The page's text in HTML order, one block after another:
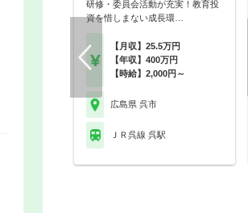
研修・委員会活動が充実！教育投
資を惜しまない成長環…
【月収】25.5万円
【年収】400万円
【時給】2,000円～
広島県 呉市
ＪＲ呉線 呉駅